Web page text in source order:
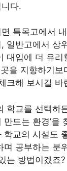
다.
특목고에서
일반고에서 상
대입에 더 유리
을 지향하기보
크해 보시길 바
학교를 선택하
드는 환경’을
학교의 시설도
며 공부하는 분
는 방법이겠죠?